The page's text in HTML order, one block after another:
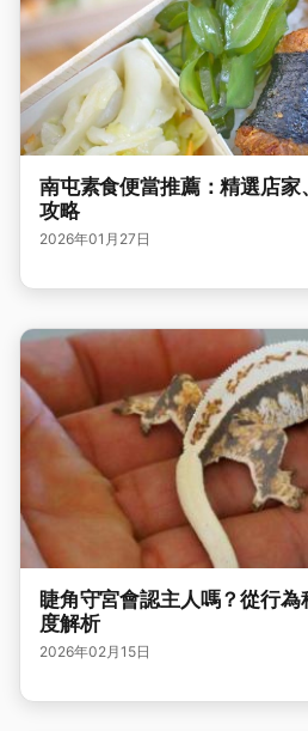
南屯素食便當推薦：精選店
攻略
2026年01月27日
睫角守宮會認主人嗎？從行
度解析
2026年02月15日